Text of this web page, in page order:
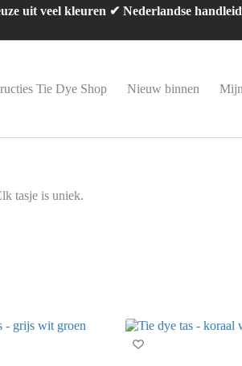
uit veel kleuren ✔ Nederlandse
Tie Dye Shop Nieuw binnen
tasje is uniek.